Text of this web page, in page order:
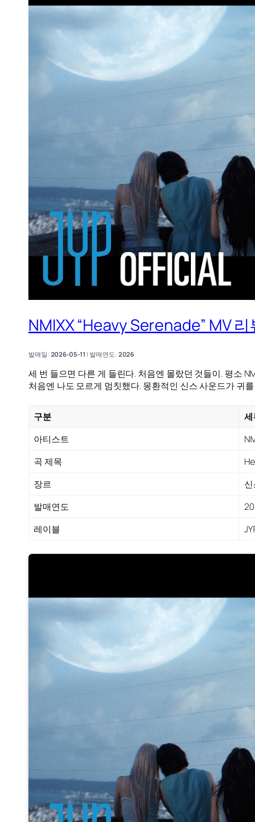
NMIXX “Heavy Serenade” MV
발매일: 2026-05-11 | 발매연도: 2026
세 번 들으면 다른 게 들린다. 처음엔 몰랐던 것들이. 평소
처음엔 나도 모르게 멈칫했다. 몽환적인 신스 사운드가 귀
구분
아티스트
곡 제목
장르
발매연도
레이블